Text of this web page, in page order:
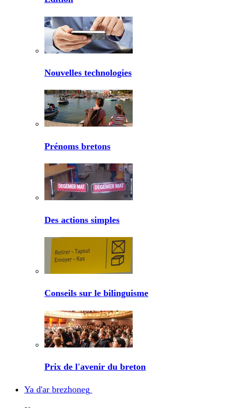
Nouvelles technologies
Prénoms bretons
Des actions simples
Conseils sur le bilinguisme
Prix de l'avenir du breton
Ya d'ar brezhoneg